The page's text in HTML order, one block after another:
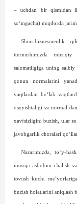
– uchdan bir qismidan
so‘mgacha) miqdorda
Shou-biznesmenlik
turmushimizda
salomatligiga uning
qonun normalarini
vaqtlardan bo‘lak
osoyishtaligi va normal
xavfsizligini buzish, ular
javobgarlik choralari
Nazarimizda, to‘y-
musiqa asbobini chalish
tovush kuchi
buzish holatlarini aniqlash